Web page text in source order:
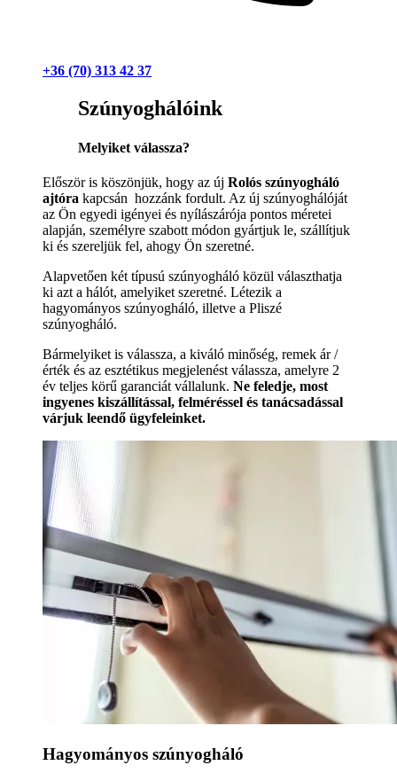
+36 (70) 313 42 37
Szúnyoghálóink
Melyiket válassza?
Először is köszönjük, hogy az új Rolós szúnyogháló
ajtóra kapcsán hozzánk fordult. Az új szúnyoghálóját
az Ön egyedi igényei és nyílászárója pontos méretei
alapján, személyre szabott módon gyártjuk le, szállítjuk
ki és szereljük fel, ahogy Ön szeretné.
Alapvetően két típusú szúnyogháló közül választhatja
ki azt a hálót, amelyiket szeretné. Létezik a
hagyományos szúnyogháló, illetve a Pliszé
szúnyogháló.
Bármelyiket is válassza, a kiváló minőség, remek ár /
érték és az esztétikus megjelenést válassza, amelyre 2
év teljes körű garanciát vállalunk. Ne feledje, most
ingyenes kiszállítással, felméréssel és tanácsadással
várjuk leendő ügyfeleinket.
Hagyományos szúnyogháló